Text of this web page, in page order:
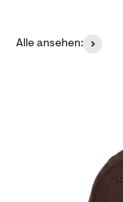
Alle ansehen: